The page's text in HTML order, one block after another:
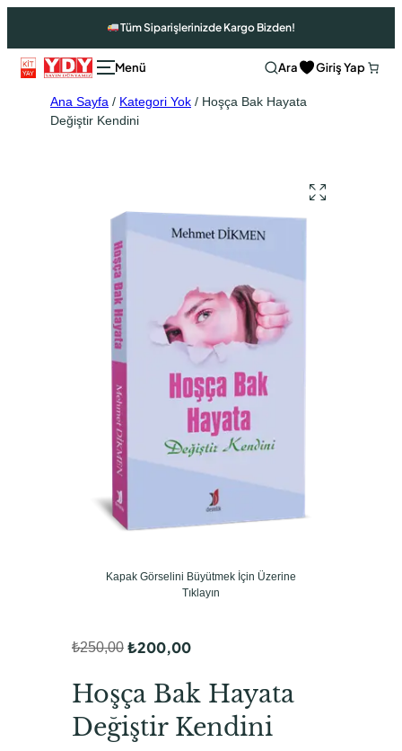
Tüm Siparişlerinizde Kargo Bizden!
Ara Giriş Yap
Ana Sayfa / Kategori Yok / Hoşça Bak Hayata
Değiştir Kendini
Kapak Görselini Büyütmek İçin Üzerine
Tıklayın
₺250,00
r
i
j
₺200,00
u
a
n
Hoşça Bak Hayata
Değiştir Kendini